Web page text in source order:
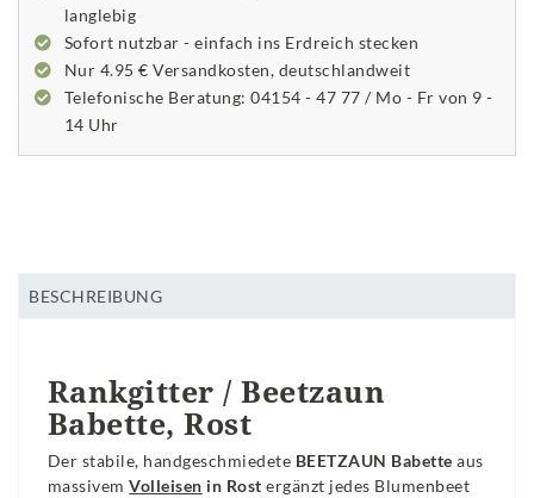
langlebig
Sofort nutzbar - einfach ins Erdreich stecken
Nur 4.95 € Versandkosten, deutschlandweit
Telefonische Beratung: 04154 - 47 77 / Mo - Fr von 9 -
14 Uhr
BESCHREIBUNG
Rankgitter / Beetzaun
Babette, Rost
Der stabile, handgeschmiedete BEETZAUN Babette aus
massivemVolleisen in Rostergänzt jedes Blumenbeet